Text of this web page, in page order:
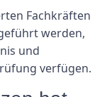
Fachkräften
werden,
und
verfügen.